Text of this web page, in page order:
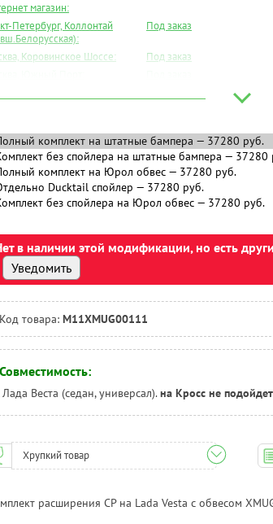
магазин:
Петербург, Коллонтай
Под заказ
Коровинское Шоссе:
Под заказ
Под заказ
Под заказ
Под заказ
Под заказ
в наличии этой модификации, но есть
Уведомить
Код товара: M11XMUG00111
Совместимость:
Лада Веста (седан, универсал).на Кросс не подойдет
Хрупкий товар
расширения CP на Lada Vesta с обвесом